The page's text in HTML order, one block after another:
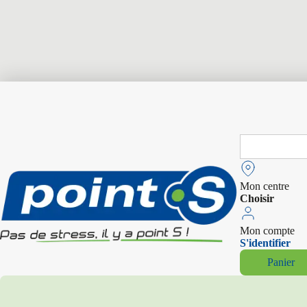
Search
Mon centre
Choisir
Mon compte
S'identifier
Panier